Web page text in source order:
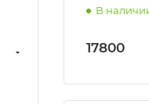
В
17800